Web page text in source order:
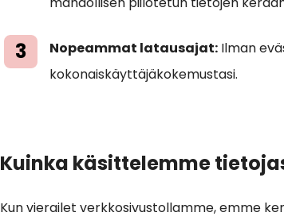
Nopeammat latausajat: Ilman
kokonaiskäyttäjäkokemustasi.
Kuinka käsittelemme
Kun vierailet verkkosivustollamme, emme